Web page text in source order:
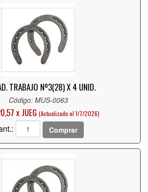
TRABAJO Nº3(28) X 4 UNID.
Código: MUS-0063
x JUEG (Actualizado el 1/7/2026)
Comprar